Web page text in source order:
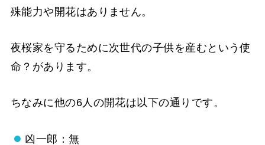
殊能力や開花はありません。
夜桜家を守るために次世代の子供を産むという使
命？があります。
ちなみに他の6人の開花は以下の通りです。
凶一郎：無